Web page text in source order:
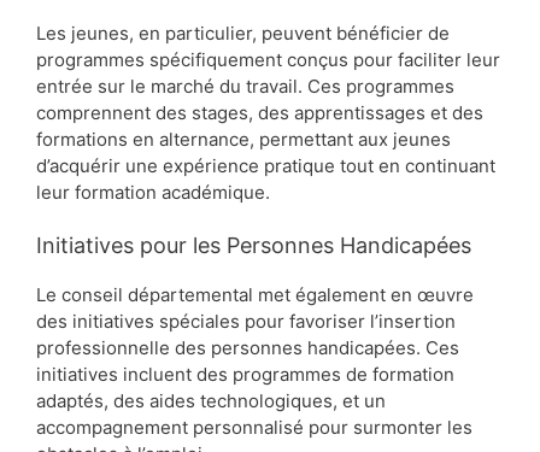
Les jeunes, en particulier, peuvent bénéficier de
programmes spécifiquement conçus pour faciliter leur
entrée sur le marché du travail. Ces programmes
comprennent des stages, des apprentissages et des
formations en alternance, permettant aux jeunes
d’acquérir une expérience pratique tout en continuant
leur formation académique.
Initiatives pour les Personnes Handicapées
Le conseil départemental met également en œuvre
des initiatives spéciales pour favoriser l’insertion
professionnelle des personnes handicapées. Ces
initiatives incluent des programmes de formation
adaptés, des aides technologiques, et un
accompagnement personnalisé pour surmonter les